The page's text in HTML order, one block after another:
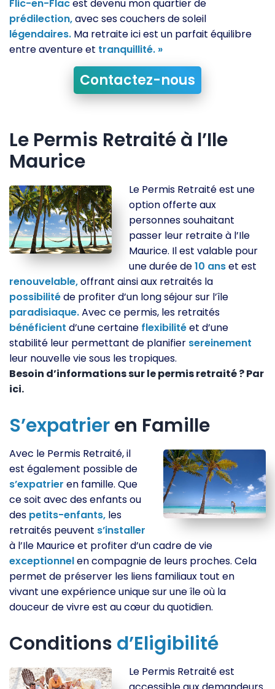
Flic-en-Flacest devenu mon quartier de
prédilection,avec ses couchers de soleil
légendaires. Ma retraite ici est un parfait équilibre
entre aventure et tranquillité. »
Contactez-nous
Le Permis Retraité à l’Ile
Maurice
Le Permis Retraité est une
option offerte aux
personnes souhaitant
passer leur retraite à l’Ile
Maurice. Il est valable pour
une durée de10 anset est
renouvelable,offrant ainsi aux retraités la
possibilitéde profiter d’un long séjour sur l’île
paradisiaque.Avec ce permis, les retraités
bénéficient d’une certaine flexibilitéet d’une
stabilité leur permettant de planifier sereinement
leur nouvelle vie sous les tropiques.
Besoin d’informations sur le permis retraité ? Par
ici.
S’expatrieren Famille
Avec le Permis Retraité, il
est également possible de
s’expatrier en famille. Que
ce soit avec des enfants ou
des petits-enfants, les
retraités peuvent s’installer
à l’Ile Maurice et profiter d’un cadre de vie
exceptionnelen compagnie de leurs proches. Cela
permet de préserver les liens familiaux tout en
vivant une expérience unique sur une île où la
douceur de vivre est au cœur du quotidien.
Conditions d’Eligibilité
Le Permis Retraité est